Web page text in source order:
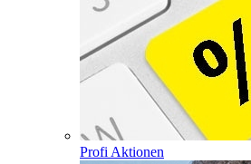
Profi Aktionen